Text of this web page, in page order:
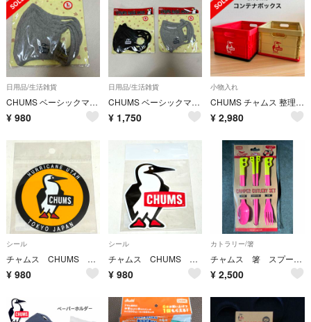
日用品/生活雑貨
CHUMS ベーシックマスク Lサイズ グレー
¥ 980
日用品/生活雑貨
CHUMS ベーシックマスク Sサイズ 4枚セット 黒 グレー
¥ 1,750
小物入れ
CHUMS チャムス 整理収納 コンテナボックス 2個セット
¥ 2,980
シール
チャムス CHUMS ステッカー ペンギン ブランド
¥ 980
シール
チャムス CHUMS ステッカー ペンギン ブランド
¥ 980
カトラリー/箸
チャムス 箸 スプーン フォークセット
¥ 2,500